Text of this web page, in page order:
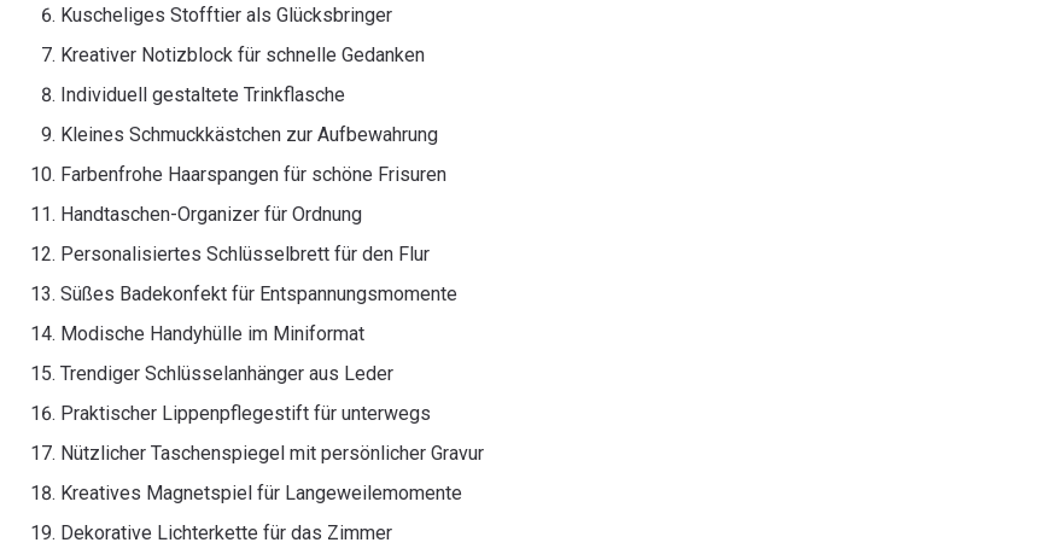
Kuscheliges Stofftier als Glücksbringer
Kreativer Notizblock für schnelle Gedanken
Individuell gestaltete Trinkflasche
Kleines Schmuckkästchen zur Aufbewahrung
Farbenfrohe Haarspangen für schöne Frisuren
Handtaschen-Organizer für Ordnung
Personalisiertes Schlüsselbrett für den Flur
Süßes Badekonfekt für Entspannungsmomente
Modische Handyhülle im Miniformat
Trendiger Schlüsselanhänger aus Leder
Praktischer Lippenpflegestift für unterwegs
Nützlicher Taschenspiegel mit persönlicher Gravur
Kreatives Magnetspiel für Langeweilemomente
Dekorative Lichterkette für das Zimmer